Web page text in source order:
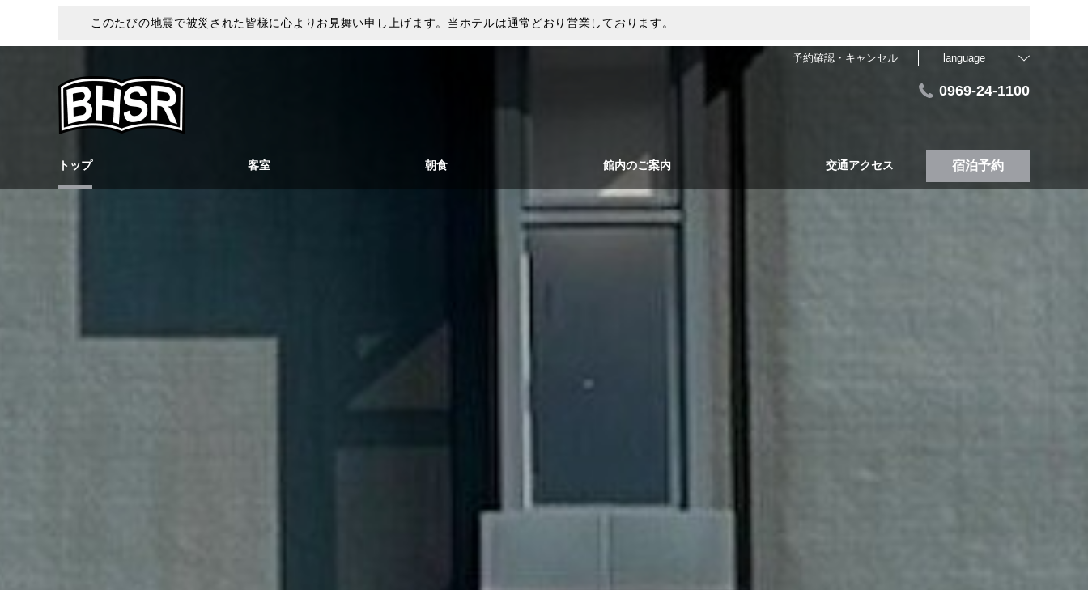
このたびの地震で被災された皆様に心よりお見舞い申し上げます。当ホテルは通常どおり営業しております。
予約確認・キャンセル language
0969-24-1100
トップ 客室 朝食 館内のご案内 交通アクセス 宿泊予約